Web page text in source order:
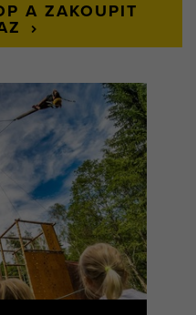
A ZAKOUPIT